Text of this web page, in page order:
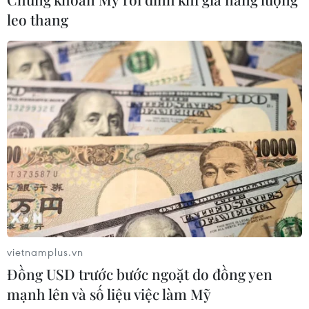
Phòng vệ thương mại và bài học
"chuẩn bị kỹ-thắng lớn" của doanh
nghiệp Việt
07/08/2026 01:14
Giá dầu tăng vọt do Iran xem xét cấm
tàu Mỹ và Israel qua eo biển Hormuz
07/08/2026 00:45
Giá vàng thế giới quay đầu giảm nhẹ
do áp lực chốt lời
Mexico triển khai hàng nghìn binh sỹ
leo thang
vietnamplus.vn
Đồng USD trước bước ngoặt do đồng yen
mạnh lên và số liệu việc làm Mỹ